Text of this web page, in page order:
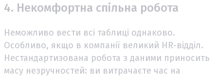
4. Некомфортна спільна робота
Неможливо вести всі таблиці однаково.
Особливо, якщо в компанії великий HR-відділ.
Нестандартизована робота з даними приносить
масу незручностей: ви витрачаєте час на